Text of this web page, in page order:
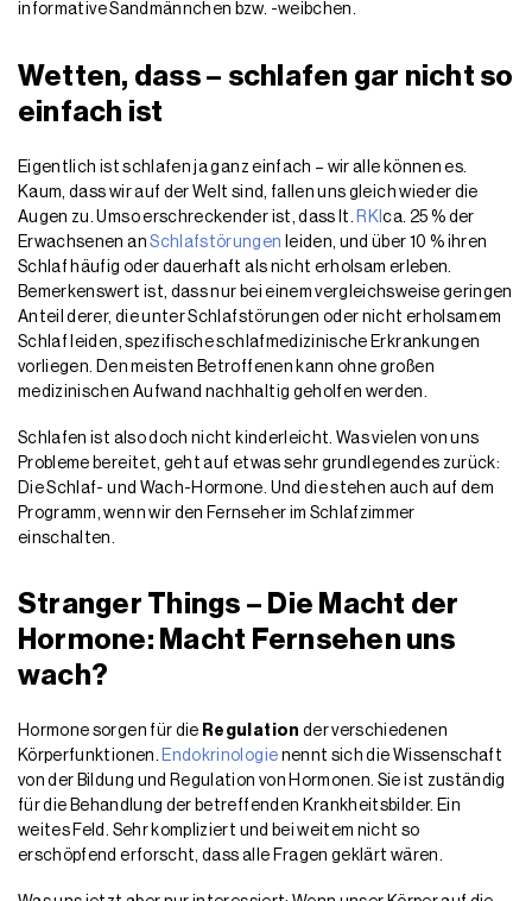
informative Sandmännchen bzw. -weibchen.
Wetten, dass – schlafen gar nicht so
einfach ist
Eigentlich ist schlafen ja ganz einfach – wir alle können es.
Kaum, dass wir auf der Welt sind, fallen uns gleich wieder die
Augen zu. Umso erschreckender ist, dass lt.
RKIca. 25 % der
Erwachsenen anSchlafstörungen leiden, und über 10 % ihren
Schlaf häufig oder dauerhaft als nicht erholsam erleben.
Bemerkenswert ist, dass nur bei einem vergleichsweise geringen
Anteil derer, die unter Schlafstörungen oder nicht erholsamem
Schlaf leiden, spezifische schlafmedizinische Erkrankungen
vorliegen. Den meisten Betroffenen kann ohne großen
medizinischen Aufwand nachhaltig geholfen werden.
Schlafen ist also doch nicht kinderleicht. Was vielen von uns
Probleme bereitet, geht auf etwas sehr grundlegendes zurück:
Die Schlaf- und Wach-Hormone. Und die stehen auch auf dem
Programm, wenn wir den Fernseher im Schlafzimmer
einschalten.
Stranger Things – Die Macht der
Hormone: Macht Fernsehen uns
wach?
Hormone sorgen für die Regulation der verschiedenen
Körperfunktionen. Endokrinologie nennt sich die Wissenschaft
von der Bildung und Regulation von Hormonen. Sie ist zuständig
für die Behandlung der betreffenden Krankheitsbilder. Ein
weites Feld. Sehr kompliziert und bei weitem nicht so
erschöpfend erforscht, dass alle Fragen geklärt wären.